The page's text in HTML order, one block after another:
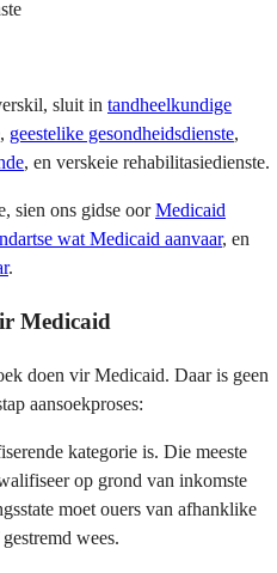
sluit in tandheelkundige
geestelike gesondheidsdienste,
, en verskeie rehabilitasiedienste.
sien ons gidse oorMedicaid
wat Medicaid aanvaar, en
.
Medicaid
doen vir Medicaid. Daar is geen
aansoekproses:
kategorie is. Die meeste
op grond van inkomste
moet ouers van afhanklike
wees.